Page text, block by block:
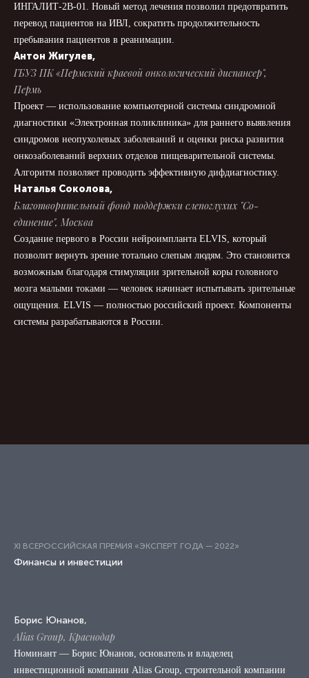
ИНГАЛИТ-2В-01. Новый метод лечения позволил предотвратить
перевод пациентов на ИВЛ, сократить продолжительность
пребывания пациентов в реанимации.
Антон Жигулев,
ГБУЗ ПК «Пермский краевой онкологический диспансер",
Пермь
Проект — использование компьютерной системы синдромной
диагностики «Электронная поликлиника» для раннего выявления
синдромов неопухолевых заболеваний и оценки риска развития
онкозаболеваний верхних отделов пищеварительной системы.
Алгоритм позволяет проводить эффективную дифдиагностику.
Наталья Соколова,
Благотворительный фонд поддержки слепоглухих "Со-
единение", Москва
Создание первого в России нейроимпланта ELVIS, который
позволит вернуть зрение тотально слепым людям. Это становится
возможным благодаря стимуляции зрительной коры головного
мозга малыми токами — человек начинает испытывать зрительные
ощущения. ELVIS — полностью российский проект. Компоненты
системы разрабатываются в России.
XI ВСЕРОССИЙСКАЯ ПРЕМИЯ «ЭКСПЕРТ ГОДА — 2022»
Финансы и инвестиции
Борис Юнанов,
Alias Group, Краснодар
Номинант — Борис Юнанов, основатель и владелец
инвестиционной компании Alias Group, строительной компании